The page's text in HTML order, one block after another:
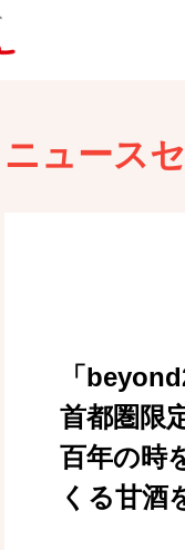
ニュース
「
首都圏限
百年の時
くる甘酒